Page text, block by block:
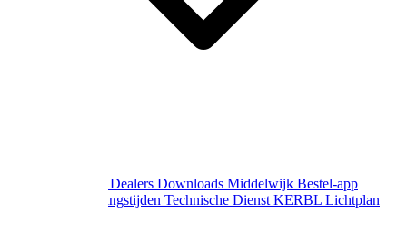
Dealers Downloads Middelwijk Bestel-app
Gewijzigde openingstijden Technische Dienst KERBL Lichtplan